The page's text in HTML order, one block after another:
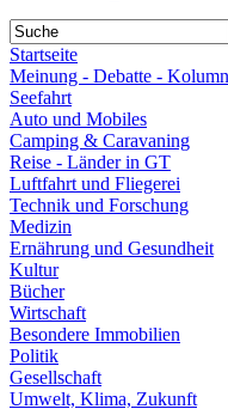
Startseite
Meinung - Debatte -
Seefahrt
Auto und Mobiles
Camping & Caravaning
Reise - Länder in GT
Luftfahrt und Fliegerei
Technik und Forschung
Medizin
Ernährung und Gesundheit
Kultur
Bücher
Wirtschaft
Besondere Immobilien
Politik
Gesellschaft
Umwelt, Klima, Zukunft